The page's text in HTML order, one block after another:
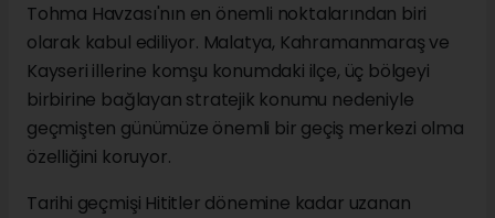
Tohma Havzası'nın en önemli noktalarından biri
olarak kabul ediliyor. Malatya, Kahramanmaraş ve
Kayseri illerine komşu konumdaki ilçe, üç bölgeyi
birbirine bağlayan stratejik konumu nedeniyle
geçmişten günümüze önemli bir geçiş merkezi olma
özelliğini koruyor.
Tarihi geçmişi Hititler dönemine kadar uzanan